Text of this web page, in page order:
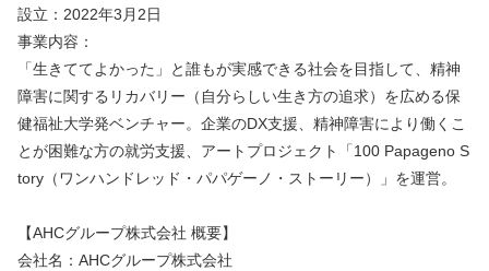
設立：2022年3月2日
事業内容：
「生きててよかった」と誰もが実感できる社会を目指して、精神
障害に関するリカバリー（自分らしい生き方の追求）を広める保
健福祉大学発ベンチャー。企業のDX支援、精神障害により働くこ
とが困難な方の就労支援、アートプロジェクト「100 Papageno S
tory（ワンハンドレッド・パパゲーノ・ストーリー）」を運営。
【AHCグループ株式会社 概要】
会社名：AHCグループ株式会社